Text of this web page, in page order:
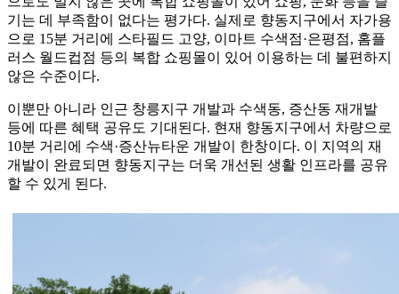
기는 데 부족함이 없다는 평가다. 실제로 향동지구에서 자가용
으로 15분 거리에 스타필드 고양, 이마트 수색점·은평점, 홈플
러스 월드컵점 등의 복합 쇼핑몰이 있어 이용하는 데 불편하지
않은 수준이다.
이뿐만 아니라 인근 창릉지구 개발과 수색동, 증산동 재개발
등에 따른 혜택 공유도 기대된다. 현재 향동지구에서 차량으로
10분 거리에 수색·증산뉴타운 개발이 한창이다. 이 지역의 재
개발이 완료되면 향동지구는 더욱 개선된 생활 인프라를 공유
할 수 있게 된다.